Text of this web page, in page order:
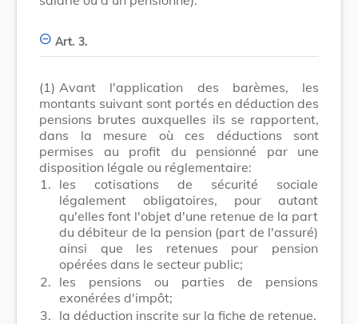
Art. 3.
(1) Avant l'application des barèmes, les
montants suivant sont portés en déduction des
pensions brutes auxquelles ils se rapportent,
dans la mesure où ces déductions sont
permises au profit du pensionné par une
disposition légale ou réglementaire:
1. les cotisations de sécurité sociale
légalement obligatoires, pour autant
qu'elles font l'objet d'une retenue de la part
du débiteur de la pension (part de l'assuré)
ainsi que les retenues pour pension
opérées dans le secteur public;
2. les pensions ou parties de pensions
exonérées d'impôt;
3. la déduction inscrite sur la fiche de retenue.